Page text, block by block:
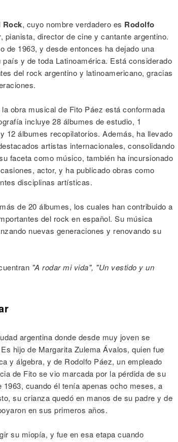
Rock, cuyo nombre verdadero es Rodolfo
director de cine y cantante argentino.
de 1963, y desde entonces ha dejado una
y de toda Latinoamérica. Está considerado
del rock argentino y latinoamericano, gracias
obra musical de Fito Páez está conformada
incluye 28 álbumes de estudio, 1
12 álbumes recopilatorios. Además, ha llevado
artistas internacionales, consolidando
faceta como músico, también ha incursionado
actor, y ha publicado obras como
disciplinas artísticas.
de 20 álbumes, los cuales han contribuido a
del rock en español. Su música
nuevas generaciones y renovando su
"A rodar mi vida", "Un vestido y un
argentina donde desde muy joven se
hijo de Margarita Zulema Ávalos, quien fue
y álgebra, y de Rodolfo Páez, un empleado
de Fito se vio marcada por la pérdida de su
cuando él tenía apenas ocho meses, a
su crianza quedó en manos de su padre y de
en sus primeros años.
su miopía, y fue en esa etapa cuando